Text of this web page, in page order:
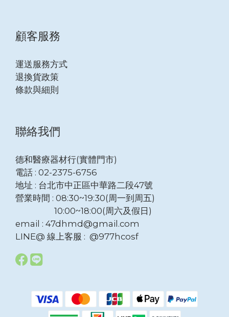
顧客服務
運送服務方式
退換貨政策
條款與細則
聯絡我們
德和醫療器材行(實體門市)
電話 : 02-2375-6756
地址 : 台北市中正區中華路二段47號
營業時間 : 08:30~19:30(周一到周五)
10:00~18:00(周六及假日)
email : 47dhmd@gmail.com
LINE@ 線上客服 : @977hcosf